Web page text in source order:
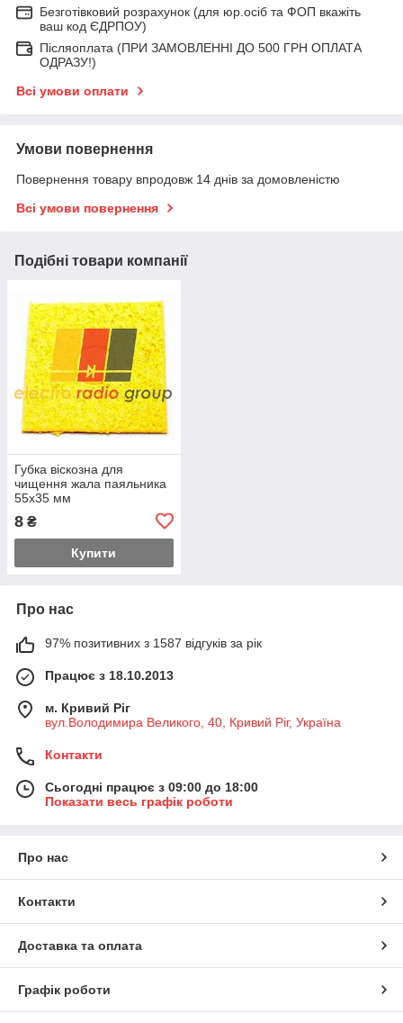
Безготівковий розрахунок (для юр.осіб та ФОП вкажіть
ваш код ЄДРПОУ)
Післяоплата (ПРИ ЗАМОВЛЕННІ ДО 500 ГРН ОПЛАТА
ОДРАЗУ!)
Всі умови оплати
Умови повернення
Повернення товару впродовж 14 днів за домовленістю
Всі умови повернення
Подібні товари компанії
Губка віскозна для
чищення жала паяльника
55x35 мм
8 ₴
Купити
Про нас
97% позитивних з 1587 відгуків за рік
Працює з 18.10.2013
м. Кривий Ріг
вул.Володимира Великого, 40, Кривий Ріг, Україна
Контакти
Сьогодні працює з 09:00 до 18:00
Показати весь графік роботи
Про нас
Контакти
Доставка та оплата
Графік роботи